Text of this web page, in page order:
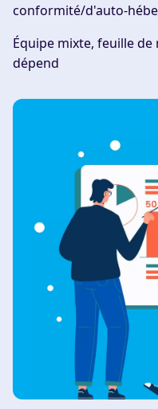
conformité/d'auto-
Équipe mixte, feuille
dépend